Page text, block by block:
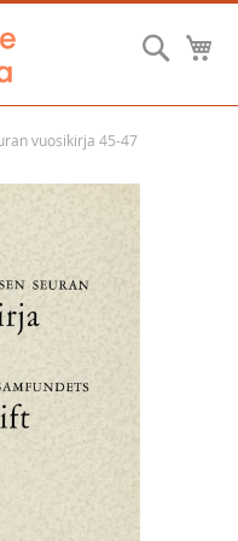
vuosikirja 45-47